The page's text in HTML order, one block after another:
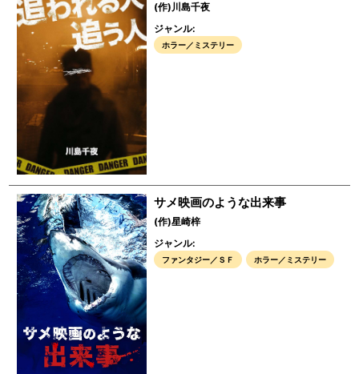
(作)川島千夜
ジャンル:
ホラー／ミステリー
サメ映画のような出来事
(作)星崎梓
ジャンル:
ファンタジー／ＳＦ ホラー／ミステリー